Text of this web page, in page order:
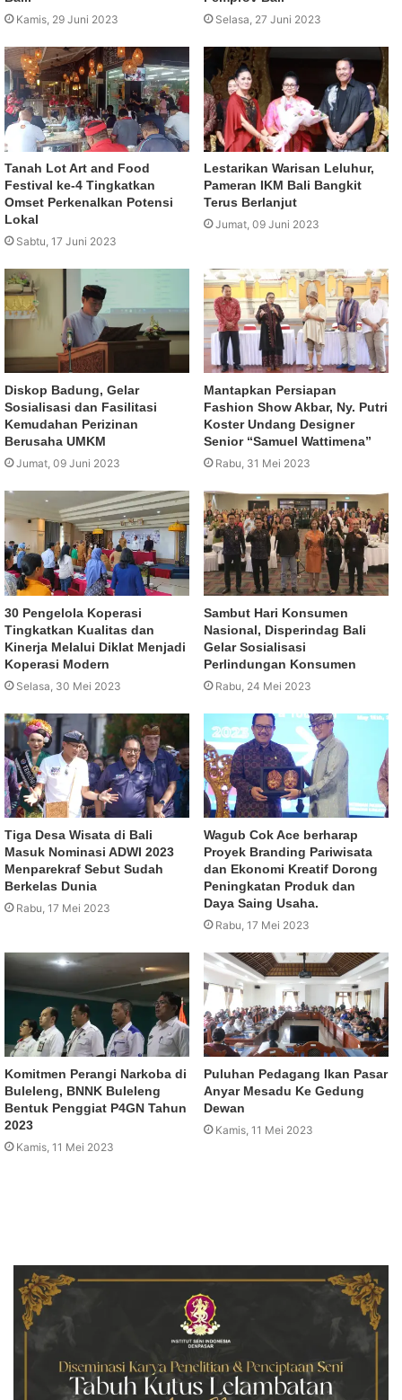
Kamis, 29 Juni 2023 Selasa, 27 Juni 2023
Tanah Lot Art and Food
Festival ke-4 Tingkatkan
Omset Perkenalkan Potensi
Lokal
Sabtu, 17 Juni 2023
Lestarikan Warisan Leluhur,
Pameran IKM Bali Bangkit
Terus Berlanjut
Jumat, 09 Juni 2023
Diskop Badung, Gelar
Sosialisasi dan Fasilitasi
Kemudahan Perizinan
Berusaha UMKM
Jumat, 09 Juni 2023
Mantapkan Persiapan
Fashion Show Akbar, Ny. Putri
Koster Undang Designer
Senior “Samuel Wattimena”
Rabu, 31 Mei 2023
30 Pengelola Koperasi
Tingkatkan Kualitas dan
Kinerja Melalui Diklat Menjadi
Koperasi Modern
Selasa, 30 Mei 2023
Sambut Hari Konsumen
Nasional, Disperindag Bali
Gelar Sosialisasi
Perlindungan Konsumen
Rabu, 24 Mei 2023
Tiga Desa Wisata di Bali
Masuk Nominasi ADWI 2023
Menparekraf Sebut Sudah
Berkelas Dunia
Rabu, 17 Mei 2023
Wagub Cok Ace berharap
Proyek Branding Pariwisata
dan Ekonomi Kreatif Dorong
Peningkatan Produk dan
Daya Saing Usaha.
Rabu, 17 Mei 2023
Komitmen Perangi Narkoba di
Buleleng, BNNK Buleleng
Bentuk Penggiat P4GN Tahun
2023
Kamis, 11 Mei 2023
Puluhan Pedagang Ikan Pasar
Anyar Mesadu Ke Gedung
Dewan
Kamis, 11 Mei 2023